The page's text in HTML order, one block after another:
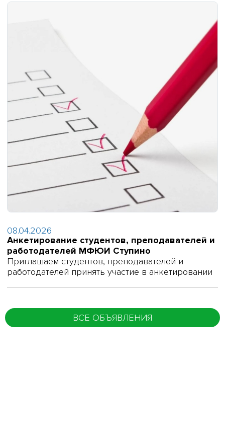
08.04.2026
Анкетирование студентов, преподавателей и
работодателей МФЮИ Ступино
Приглашаем студентов, преподавателей и
работодателей принять участие в анкетировании
ВСЕ ОБЪЯВЛЕНИЯ